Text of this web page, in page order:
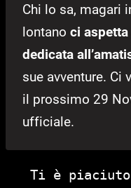
Chi lo sa, magari
lontano ci aspetta
dedicata
sue avventure. Ci
il prossimo 29
ufficiale.
Ti è